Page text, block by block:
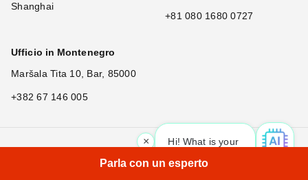
Hi! What is your request? 👀
Shanghai
+81 080 1680 0727
Ufficio in Montenegro
Maršala Tita 10, Bar, 85000
+382 67 146 005
Parla con un esperto